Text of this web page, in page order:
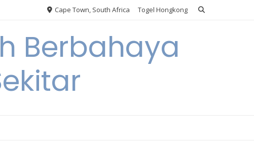
Cape Town, South Africa Togel Hongkong
Berbahaya